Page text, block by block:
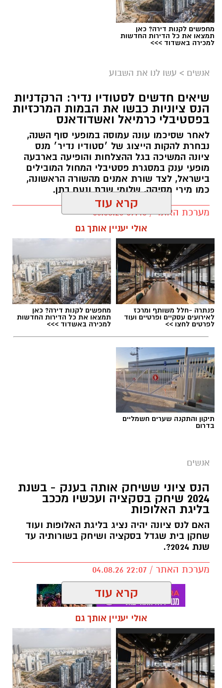
מחפשים לקנות דירה? כאן
תמצאו את כל הדירות החדשות
למכירה באשדוד >>>
אנשים > עשו לנו את השבוע
שיאים חדשים לסטודיו נדיר: הרקדניות
הנס ציוניות כבשו את הבמות המרכזיות
בפסטיבלי כרמיאל ואשדודאנס
לאחר שסיכמו עונה עמוסה במופעי סוף השנה,
נבחרת להקות הייצוג של ׳סטודיו נדיר׳ מנס
ציונה המשיכה בגל ההצלחות והופיעה בארבעה
מופעי ענק במסגרת פסטיבלי המחול המובילים
בישראל, לצד שורת אמנים מהשורה הראשונה,
כמו מירי מסיקה, שלומי שבת ונעם בתן.
מערכת האתר / 09:45 06.08.26
תגים:סטודיו נדיר נס ציונה
פרטי
שיאים חדשים לסטודיו נדיר: הרקדניות הנס ציוניות
כבשו את הבמות המרכזיות בפסטיבלי כרמיאל
ואשדודאנס
לאחר שסיכמו עונה עמוסה במופעי סוף השנה,
נבחרת להקות הייצוג של ׳סטודיו נדיר׳ מנס ציונה
המשיכה בגל ההצלחות והופיעה בארבעה מופעי
ענק במסגרת פסטיבלי המחול המובילים בישראל,
לצד שורת אמנים מהשורה הראשונה.
המסע של הרקדניות עבר דרך פסטיבל כרמיאל
ופסטיבל אשדודאנס, שם עלו לבמות המרכזיות
וביצעו כוריאוגרפיות חדשות וייחודיות שנכתבו
במיוחד עבור המופעים הללו.
הביצועים על הבמה חיברו בין כוריאוגרפיה
מקורית לבין שיתופי פעולה עם אמנים מובילים.
קרא עוד
אולי יעניין אותך גם
פנתרה -חלל משותף ומרכז
לאירועים עסקיים ופרטיים ועוד
לפרטים לחצו >>
מחפשים לקנות דירה? כאן
תמצאו את כל הדירות החדשות
למכירה באשדוד >>>
תיקון והתקנה שערים חשמליים
בדרום
אנשים
הנס ציוני ששיחק אותה בענק - בשנת
2024 שיחק בסקציה ועכשיו מככב
בליגת האלופות
האם לנס ציונה יהיה נציג בליגת האלופות ועוד
שחקן בית שגדל בסקציה ושיחק בשורותיה עד
שנת 2024?.
מערכת האתר / 22:07 04.08.26
תגים:לירן רוטמן איתי רוטמן
קרא עוד
אולי יעניין אותך גם